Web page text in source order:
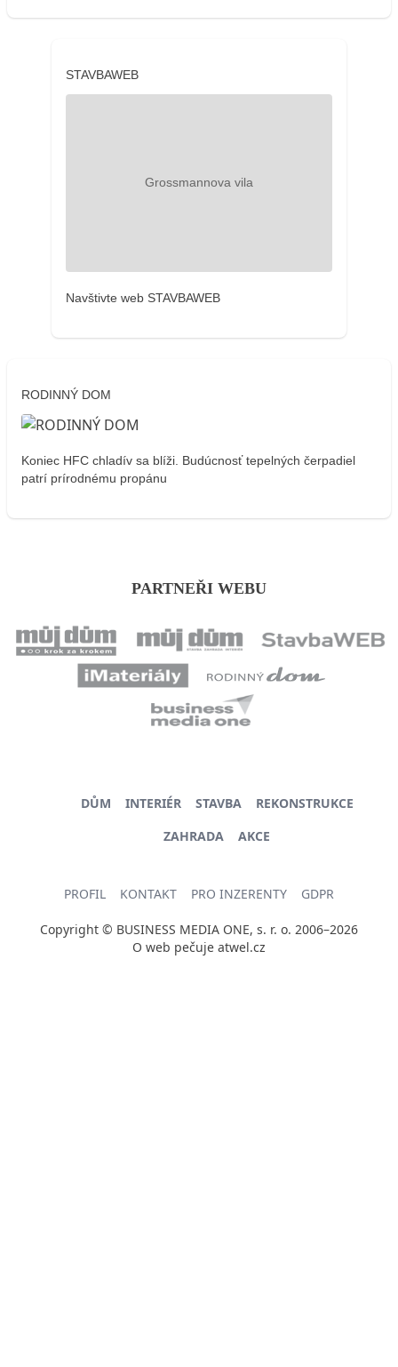
STAVBAWEB
Navštivte web STAVBAWEB
RODINNÝ DOM
Koniec HFC chladív sa blíži. Budúcnosť tepelných čerpadiel
patrí prírodnému propánu
PARTNEŘI WEBU
DŮM INTERIÉR STAVBA
REKONSTRUKCE
ZAHRADA
AKCE
PROFIL KONTAKT PRO INZERENTY GDPR
Copyright © BUSINESS MEDIA ONE, s. r. o. 2006–2026